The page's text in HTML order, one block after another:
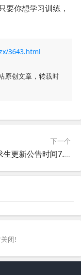
要你想学习训练，
3643.html
原创文章，转载时
下一个
绝地求生更新公告时间7.7最新消息-绝地求生7月7日更新内容及玩法变化
闭!